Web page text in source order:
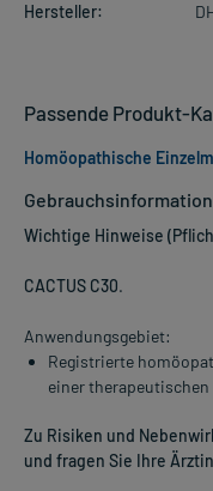
Hersteller:
Wichtige Hinweise
CACTUS C30.
Anwendungsgebiet:
Registrierte
einer
Zu Risiken und
und fragen Sie Ihre
Passende Produkt-
Homöopathische